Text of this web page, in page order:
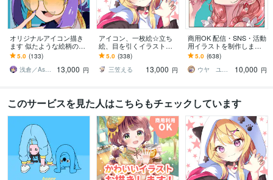
オリジナルアイコン描き
ます 似たような絵柄のア
イコンは嫌だなぁ…と思
いませんか？
5.0 (133)
浅倉／Asakura
13,000 円
アイコン、一枚絵☆立ち
絵、目を引くイラスト描
きます イリアム、サム
ネ、live2D、YouTube、歌
ってみたも
5.0 (338)
三笠える
13,000 円
商用OK 配信・SNS・活動
用イラストを制作します
商用OK 様々なタッチで
理想通りのアイコンお描
きいたします。
5.0 (638)
ウヤ ユリコ
10,000 円
このサービスを見た人はこちらもチェックしています